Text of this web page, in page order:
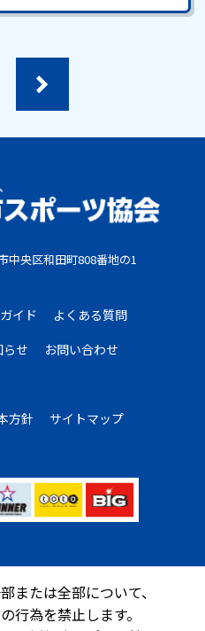
せ先までお願いいたします。
中央区和田町808番地の1
イド
よくある質問
らせ
お問い合わせ
方針 サイトマップ
または全部について、
行為を禁止します。